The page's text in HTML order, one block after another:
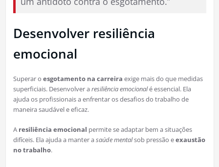
Desenvolver resiliência
emocional
Superar o esgotamento na carreira exige mais do que medidas
superficiais. Desenvolver aresiliência emocionalé essencial. Ela
ajuda os profissionais a enfrentar os desafios do trabalho de
maneira saudável e eficaz.
A resiliência emocional permite se adaptar bem a situações
difíceis. Ela ajuda a manter asaúde mentalsob pressão eexaustão
no trabalho.